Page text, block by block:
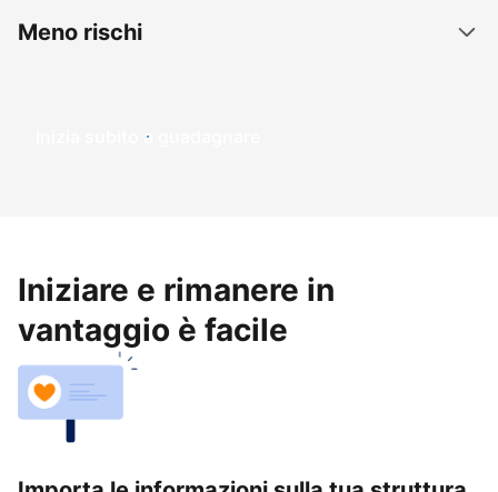
Meno rischi
Inizia subito a guadagnare
Iniziare e rimanere in
vantaggio è facile